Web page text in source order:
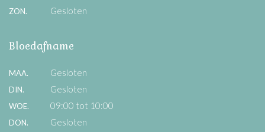
ZON. Gesloten
Bloedafname
MAA. Gesloten
DIN. Gesloten
WOE. 09:00 tot 10:00
DON. Gesloten